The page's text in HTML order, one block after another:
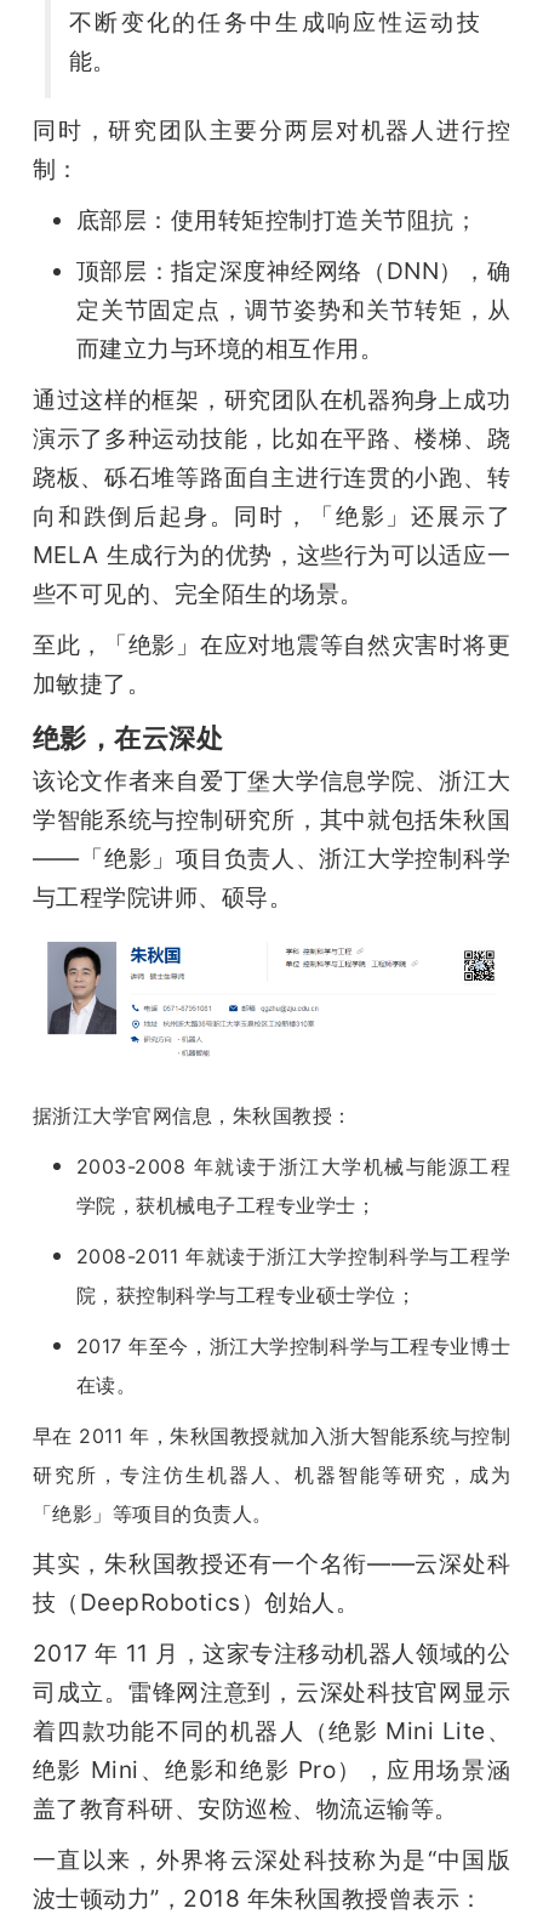
不断变化的任务中生成响应性运动技
能。
同时，研究团队主要分两层对机器人进行控
制：
底部层：使用转矩控制打造关节阻抗；
顶部层：指定深度神经网络（DNN），确
定关节固定点，调节姿势和关节转矩，从
而建立力与环境的相互作用。
通过这样的框架，研究团队在机器狗身上成功
演示了多种运动技能，比如在平路、楼梯、跷
跷板、砾石堆等路面自主进行连贯的小跑、转
向和跌倒后起身。同时，「绝影」还展示了
MELA 生成行为的优势，这些行为可以适应一
些不可见的、完全陌生的场景。
至此，「绝影」在应对地震等自然灾害时将更
加敏捷了。
绝影，在云深处
该论文作者来自爱丁堡大学信息学院、浙江大
学智能系统与控制研究所，其中就包括朱秋国
——「绝影」项目负责人、浙江大学控制科学
与工程学院讲师、硕导。
据浙江大学官网信息，朱秋国教授：
2003-2008 年就读于浙江大学机械与能源工程
学院，获机械电子工程专业学士；
2008-2011 年就读于浙江大学控制科学与工程学
院，获控制科学与工程专业硕士学位；
2017 年至今，浙江大学控制科学与工程专业博士
在读。
早在 2011 年，朱秋国教授就加入浙大智能系统与控制
研究所，专注仿生机器人、机器智能等研究，成为
「绝影」等项目的负责人。
其实，朱秋国教授还有一个名衔——云深处科
技（DeepRobotics）创始人。
2017 年 11 月，这家专注移动机器人领域的公
司成立。 雷锋网注意到，云深处科技官网显示
着四款功能不同的机器人（绝影 Mini Lite、
绝影 Mini、绝影和绝影 Pro），应用场景涵
盖了教育科研、安防巡检、物流运输等。
一直以来，外界将云深处科技称为是“中国版
波士顿动力”，2018 年朱秋国教授曾表示：